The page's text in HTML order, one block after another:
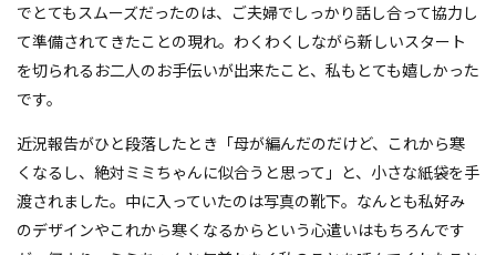
でとてもスムーズだったのは、ご夫婦でしっかり話し合って協力し
て準備されてきたことの現れ。わくわくしながら新しいスタート
を切られるお二人のお手伝いが出来たこと、私もとても嬉しかった
です。
近況報告がひと段落したとき「母が編んだのだけど、これから寒
くなるし、絶対ミミちゃんに似合うと思って」と、小さな紙袋を手
渡されました。中に入っていたのは写真の靴下。なんとも私好み
のデザインやこれから寒くなるからという心遣いはもちろんです